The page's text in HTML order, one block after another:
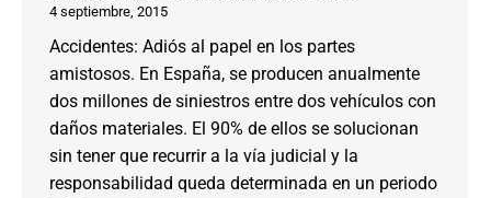
4 septiembre, 2015
Accidentes: Adiós al papel en los partes
amistosos. En España, se producen anualmente
dos millones de siniestros entre dos vehículos con
daños materiales. El 90% de ellos se solucionan
sin tener que recurrir a la vía judicial y la
responsabilidad queda determinada en un periodo